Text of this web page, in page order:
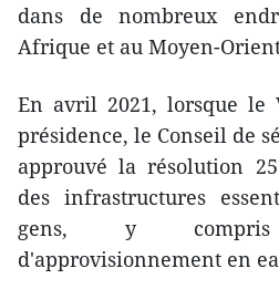
dans de nombreux
Afrique et au Moyen-
En avril 2021, lorsque le
présidence, le Conseil de
approuvé la résolution
des infrastructures
gens, y
d'approvisionnement en